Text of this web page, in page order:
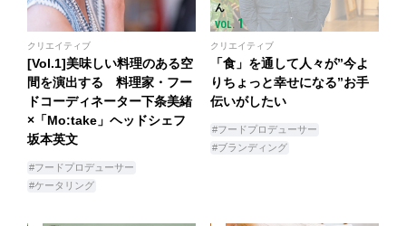
クリエイティブ
[Vol.1]美味しい料理のある空
間を演出する 料理家・フー
ドコーディネーター下条美緒
×「Mo:take」ヘッドシェフ
坂本英文
#フードプロデューサー
#ケータリング
ん
VOL.1
クリエイティブ
「食」を通して人々が”今よ
りちょっと幸せになる”お手
伝いがしたい
#フードプロデューサー
#ブランディング